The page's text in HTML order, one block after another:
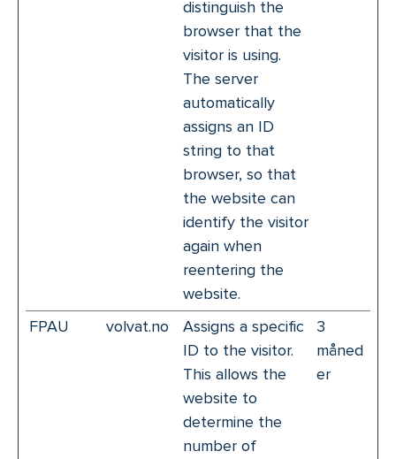
distinguish the
browser that the
visitor is using.
The server
automatically
assigns an ID
string to that
browser, so that
the website can
identify the visitor
again when
reentering the
website.
FPAU volvat.no
Assigns a specific
ID to the visitor.
This allows the
website to
determine the
number of
3
måned
er